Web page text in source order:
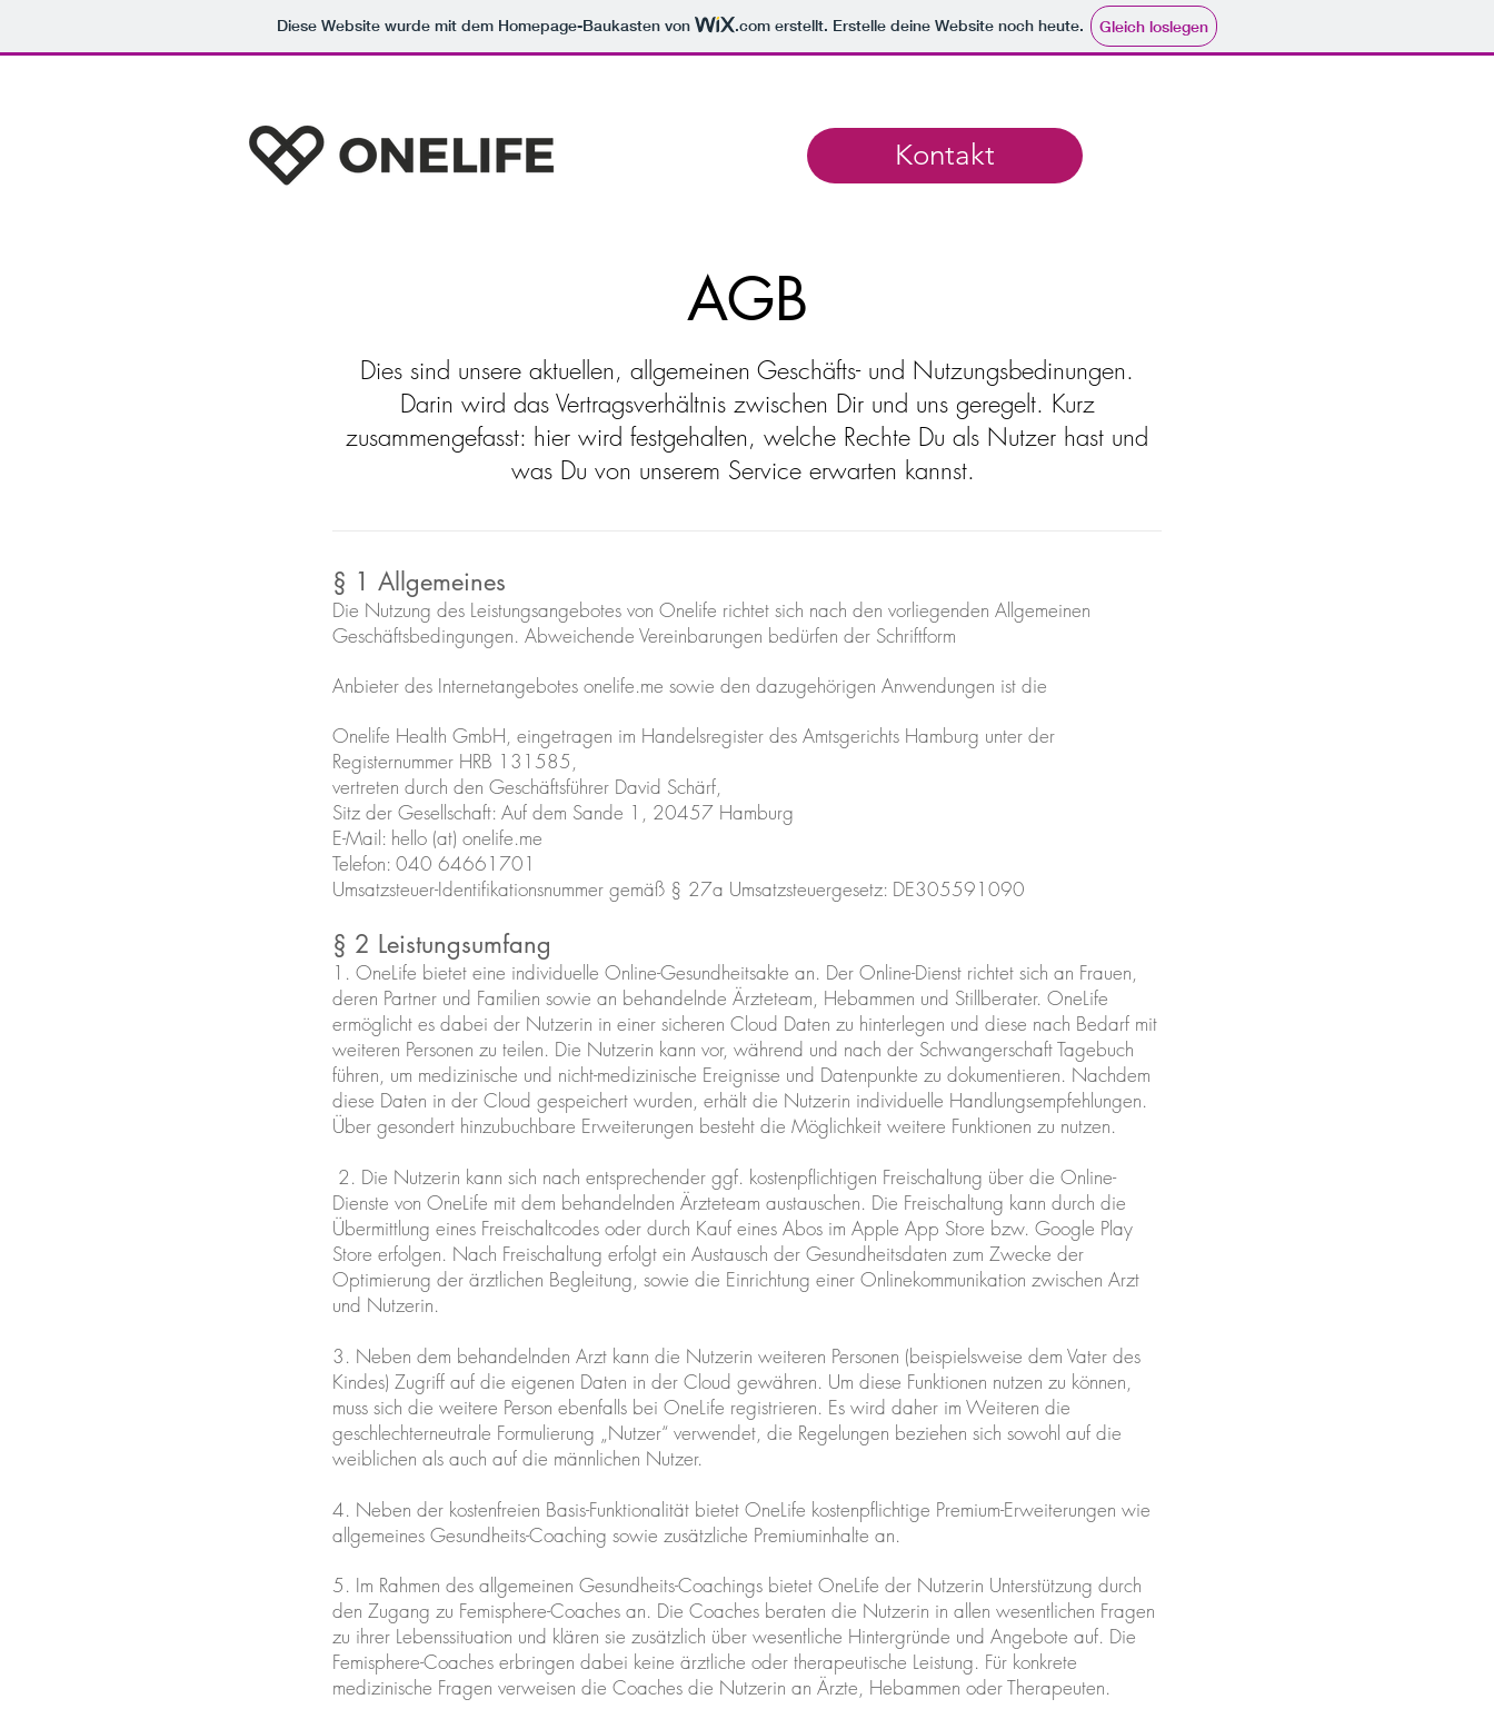
Diese Website wurde mit dem Homepage-Baukasten von .com erstellt. Erstelle deine Website noch heute. Gleich loslegen
Kontakt
AGB
Dies sind unsere aktuellen, allgemeinen Geschäfts- und Nutzungsbedinungen.
Darin wird das Vertragsverhältnis zwischen Dir und uns geregelt. Kurz
zusammengefasst: hier wird festgehalten, welche Rechte Du als Nutzer hast und
was Du von unserem Service erwarten kannst.
§ 1 Allgemeines
Die Nutzung des Leistungsangebotes von Onelife richtet sich nach den vorliegenden Allgemeinen
Geschäftsbedingungen. Abweichende Vereinbarungen bedürfen der Schriftform
Anbieter des Internetangebotes onelife.me sowie den dazugehörigen Anwendungen ist die
Onelife Health GmbH, eingetragen im Handelsregister des Amtsgerichts Hamburg unter der
Registernummer HRB 131585,
vertreten durch den Geschäftsführer David Schärf,
Sitz der Gesellschaft: Auf dem Sande 1, 20457 Hamburg
E-Mail: hello (at) onelife.me
Telefon: 040 64661701
Umsatzsteuer-Identifikationsnummer gemäß § 27a Umsatzsteuergesetz: DE305591090
§ 2 Leistungsumfang
1. OneLife bietet eine individuelle Online-Gesundheitsakte an. Der Online-Dienst richtet sich an Frauen,
deren Partner und Familien sowie an behandelnde Ärzteteam, Hebammen und Stillberater. OneLife
ermöglicht es dabei der Nutzerin in einer sicheren Cloud Daten zu hinterlegen und diese nach Bedarf mit
weiteren Personen zu teilen. Die Nutzerin kann vor, während und nach der Schwangerschaft Tagebuch
führen, um medizinische und nicht-medizinische Ereignisse und Datenpunkte zu dokumentieren. Nachdem
diese Daten in der Cloud gespeichert wurden, erhält die Nutzerin individuelle Handlungsempfehlungen.
Über gesondert hinzubuchbare Erweiterungen besteht die Möglichkeit weitere Funktionen zu nutzen.
2. Die Nutzerin kann sich nach entsprechender ggf. kostenpflichtigen Freischaltung über die Online-
Dienste von OneLife mit dem behandelnden Ärzteteam austauschen. Die Freischaltung kann durch die
Übermittlung eines Freischaltcodes oder durch Kauf eines Abos im Apple App Store bzw. Google Play
Store erfolgen. Nach Freischaltung erfolgt ein Austausch der Gesundheitsdaten zum Zwecke der
Optimierung der ärztlichen Begleitung, sowie die Einrichtung einer Onlinekommunikation zwischen Arzt
und Nutzerin.
3. Neben dem behandelnden Arzt kann die Nutzerin weiteren Personen (beispielsweise dem Vater des
Kindes) Zugriff auf die eigenen Daten in der Cloud gewähren. Um diese Funktionen nutzen zu können,
muss sich die weitere Person ebenfalls bei OneLife registrieren. Es wird daher im Weiteren die
geschlechterneutrale Formulierung „Nutzer“ verwendet, die Regelungen beziehen sich sowohl auf die
weiblichen als auch auf die männlichen Nutzer.
4. Neben der kostenfreien Basis-Funktionalität bietet OneLife kostenpflichtige Premium-Erweiterungen wie
allgemeines Gesundheits-Coaching sowie zusätzliche Premiuminhalte an.
5. Im Rahmen des allgemeinen Gesundheits-Coachings bietet OneLife der Nutzerin Unterstützung durch
den Zugang zu Femisphere-Coaches an. Die Coaches beraten die Nutzerin in allen wesentlichen Fragen
zu ihrer Lebenssituation und klären sie zusätzlich über wesentliche Hintergründe und Angebote auf. Die
Femisphere-Coaches erbringen dabei keine ärztliche oder therapeutische Leistung. Für konkrete
medizinische Fragen verweisen die Coaches die Nutzerin an Ärzte, Hebammen oder Therapeuten.